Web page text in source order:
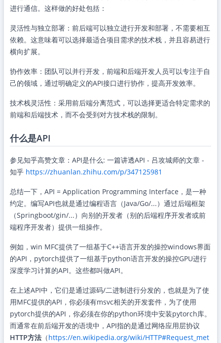
进行通信。这样做的好处包括：
灵活性与独立部署：前后端可以独立进行开发和部署，不需要相互
依赖。这意味着可以选择最适合项目需求的技术栈，并且容易进行
横向扩展。
协作效率：团队可以并行开发，前端和后端开发人员可以专注于自
己的领域，通过明确定义的API接口进行协作，提高开发效率。
技术栈灵活性：采用前后端分离范式，可以选择更适合特定需求的
前端和后端技术，而不会受到对方技术栈的限制。
什么是API
参见知乎高赞文章：API是什么: 一篇讲透API - 吕攻城师的文章 -
知乎 https://zhuanlan.zhihu.com/p/347125981
总结一下，API = Application Programming Interface，是一种
约定。编写API也就是通过编程语言（Java/Go/...）通过后端框架
（Springboot/gin/...）向别的开发者（别的后端程序开发者或前
端程序开发者）提供一组操作。
例如，win MFC提供了一组基于C++语言开发的操控windows界面
的API，pytorch提供了一组基于python语言开发的操控GPU进行
深度学习计算的API。这些都叫做API。
在上述API中，它们是通过源码/二进制进行分发的，也就是为了使
用MFC提供的API，你必须有msvc相关的开发套件，为了使用
pytorch提供的API，你必须在你的python环境中安装pytorch库。
而通常在前后端开发的语境中，API指的是通过网络应用层协议
HTTP方法 （https://en.wikipedia.org/wiki/HTTP#Request_met